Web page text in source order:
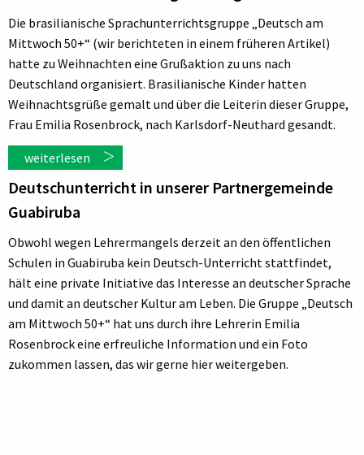
Die brasilianische Sprachunterrichtsgruppe „Deutsch am
Mittwoch 50+“ (wir berichteten in einem früheren Artikel)
hatte zu Weihnachten eine Grußaktion zu uns nach
Deutschland organisiert. Brasilianische Kinder hatten
Weihnachtsgrüße gemalt und über die Leiterin dieser Gruppe,
Frau Emilia Rosenbrock, nach Karlsdorf-Neuthard gesandt.
weiterlesen
Deutschunterricht in unserer Partnergemeinde
Guabiruba
Obwohl wegen Lehrermangels derzeit an den öffentlichen
Schulen in Guabiruba kein Deutsch-Unterricht stattfindet,
hält eine private Initiative das Interesse an deutscher Sprache
und damit an deutscher Kultur am Leben. Die Gruppe „Deutsch
am Mittwoch 50+“ hat uns durch ihre Lehrerin Emilia
Rosenbrock eine erfreuliche Information und ein Foto
zukommen lassen, das wir gerne hier weitergeben.